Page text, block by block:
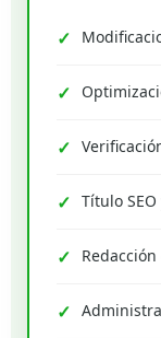
Título